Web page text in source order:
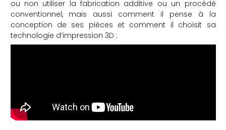
ou non utiliser la fabrication additive ou un procédé
conventionnel, mais aussi comment il pense à la
conception de ses pièces et comment il choisit sa
technologie d’impression 3D :